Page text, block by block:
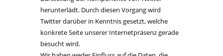
herunterlädt. Durch diesen Vorgang wird
Twitter darüber in Kenntnis gesetzt, welche
konkrete Seite unserer Internetpräsenz gerade
besucht wird.